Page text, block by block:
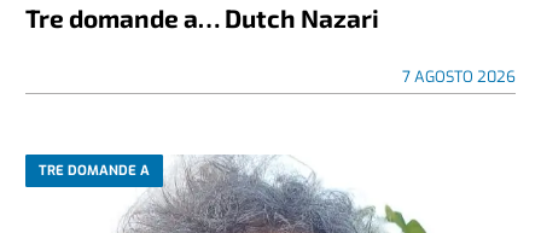
Tre domande a… Dutch Nazari
7 AGOSTO 2026
TRE DOMANDE A